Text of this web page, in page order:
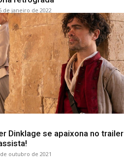
de janeiro de 2022
Dinklage se apaixona no trailer
outubro de 2021